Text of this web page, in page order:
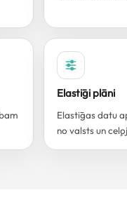
Elastīgi plāni
Elastīgas datu
no valsts un